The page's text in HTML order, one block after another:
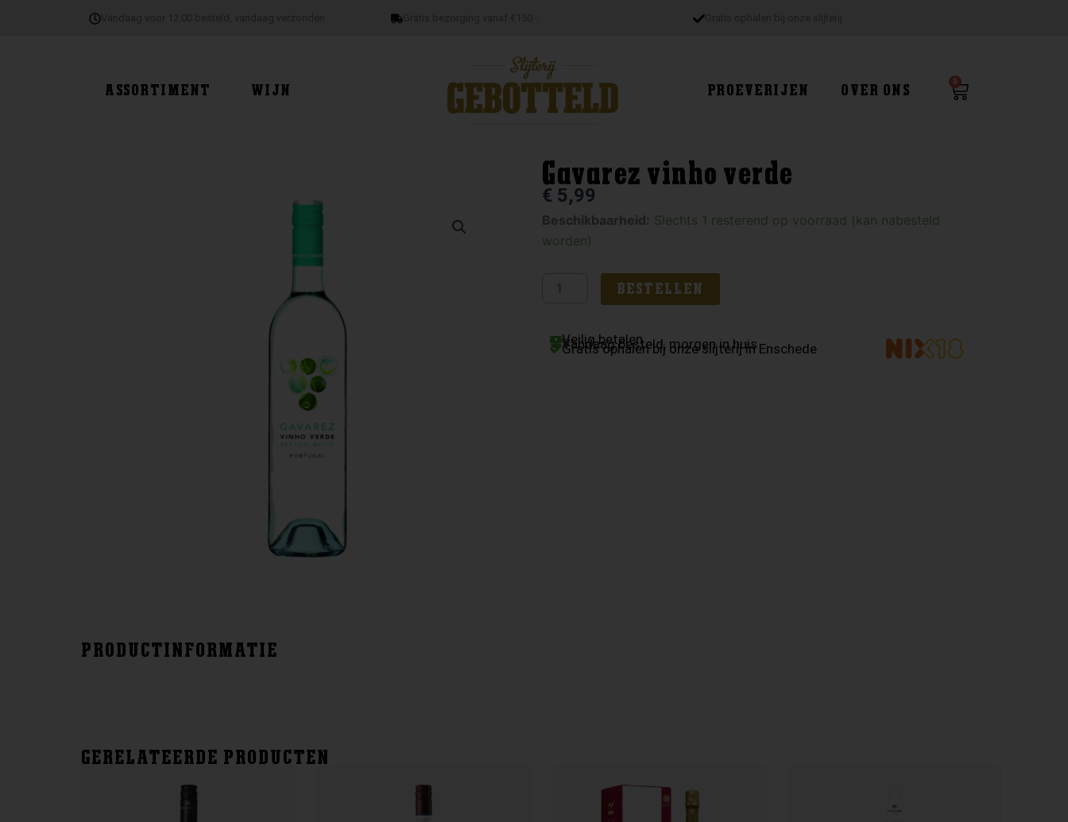
ASSORTIMENT WIJN PROEVERIJEN OVER ONS
0
Winkelwagen
Gavarez vinho verde
€ 5,99
Beschikbaarheid: Slechts 1 resterend op voorraad (kan nabesteld
worden)
Gavarez
vinho
aantal
BESTELLEN
Veilig betalen
Vandaag besteld, morgen in huis
Gratis ophalen bij onze slijterij in Enschede
PRODUCTINFORMATIE
GERELATEERDE PRODUCTEN